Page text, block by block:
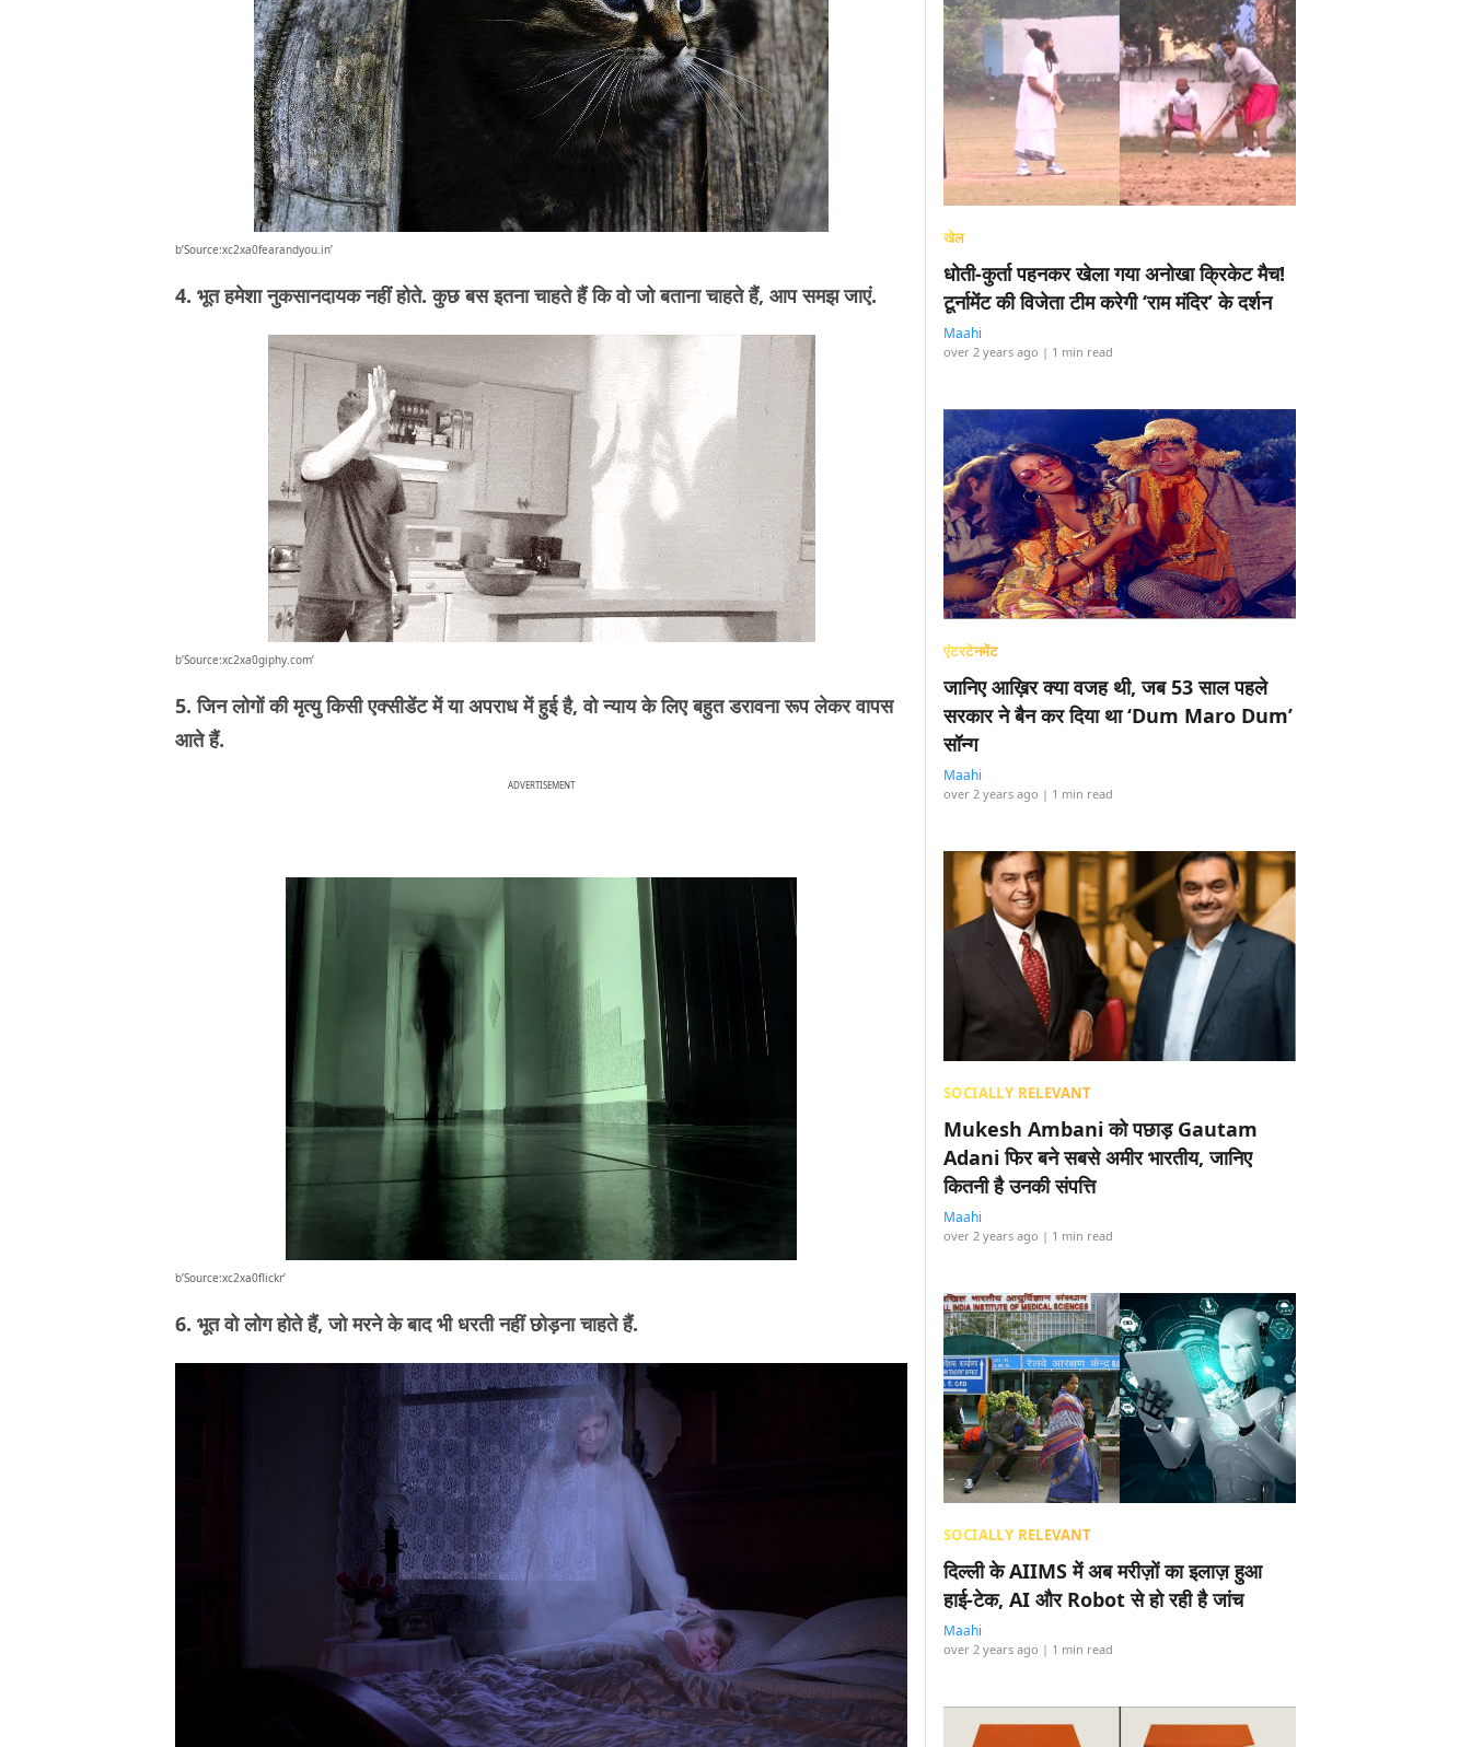
b’Source:xc2xa0fearandyou.in’
4. भूत हमेशा नुकसानदायक नहीं होते. कुछ बस इतना चाहते हैं कि वो जो बताना चाहते हैं, आप समझ जाएं.
b’Source:xc2xa0giphy.com’
5. जिन लोगों की मृत्यु किसी एक्सीडेंट में या अपराध में हुई है, वो न्याय के लिए बहुत डरावना रूप लेकर वापस
आते हैं.
ADVERTISEMENT
b’Source:xc2xa0flickr’
6. भूत वो लोग होते हैं, जो मरने के बाद भी धरती नहीं छोड़ना चाहते हैं.
खेल
धोती-कुर्ता पहनकर खेला गया अनोखा क्रिकेट मैच!
टूर्नामेंट की विजेता टीम करेगी ‘राम मंदिर’ के दर्शन
Maahi
over 2 years ago | 1 min read
एंटरटेनमेंट
जानिए आख़िर क्या वजह थी, जब 53 साल पहले
सरकार ने बैन कर दिया था ‘Dum Maro Dum’
सॉन्ग
Maahi
over 2 years ago | 1 min read
SOCIALLY RELEVANT
Mukesh Ambani को पछाड़ Gautam
Adani फिर बने सबसे अमीर भारतीय, जानिए
कितनी है उनकी संपत्ति
Maahi
over 2 years ago | 1 min read
SOCIALLY RELEVANT
दिल्ली के AIIMS में अब मरीज़ों का इलाज़ हुआ
हाई-टेक, AI और Robot से हो रही है जांच
Maahi
over 2 years ago | 1 min read